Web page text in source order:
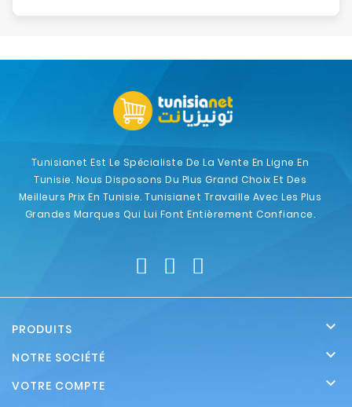
Tunisianet Est Le Spécialiste De La Vente En Ligne En
Tunisie. Nous Disposons Du Plus Grand Choix Et Des
Meilleurs Prix En Tunisie. Tunisianet Travaille Avec Les Plus
Grandes Marques Qui Lui Font Entièrement Confiance.
PRODUITS 
NOTRE SOCIÉTÉ 
VOTRE COMPTE 